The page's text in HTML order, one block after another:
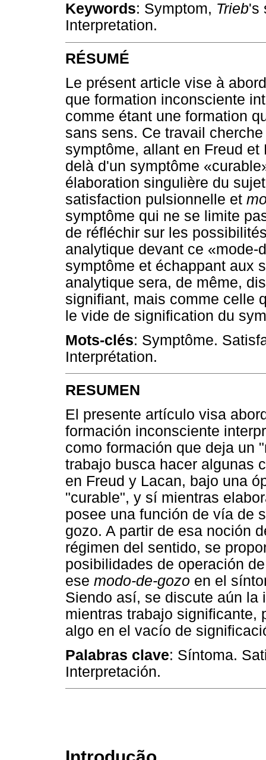
Keywords: Symptom, Trieb's
Interpretation.
RÉSUMÉ
Le présent article vise à
que formation inconsciente
comme étant une formation
sans sens. Ce travail
symptôme, allant en Freud
delà d'un symptôme
élaboration singulière du
satisfaction pulsionnelle et
symptôme qui ne se limite
de réfléchir sur les
analytique devant ce
symptôme et échappant aux
analytique sera, de même,
signifiant, mais comme celle
le vide de signification du
Mots-c lés: Symptôme.
Interprétation.
RESUMEN
El presente artículo visa
formación inconsciente
como formación que deja un
trabajo busca hacer algunas
en Freud y Lacan, bajo una
"curable", y sí mientras
posee una función de vía de
gozo. A partir de esa noción
régimen del sentido, se
posibilidades de operación
ese modo-de-gozo en el
Siendo así, se discute aún la
mientras trabajo significante,
algo en el vacío de
Palabras clave: Síntoma.
Interpretación.